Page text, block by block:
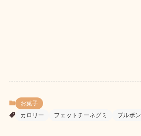
お菓子
カロリー
フェットチーネグミ ブルボン